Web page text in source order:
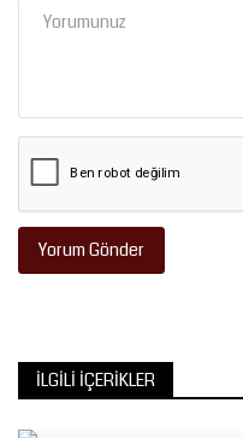
Yorum Gönder
İLGILI İÇERIKLER